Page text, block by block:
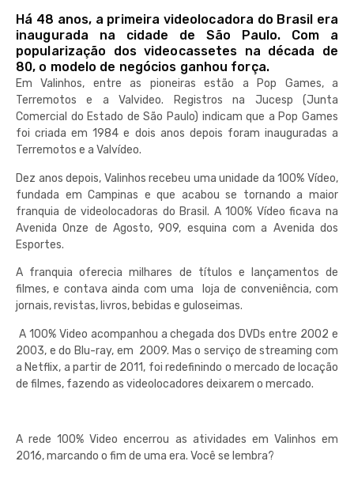
Há 48 anos, a primeira videolocadora do Brasil era
inaugurada na cidade de São Paulo. Com a
popularização dos videocassetes na década de
80, o modelo de negócios ganhou força.
Em Valinhos, entre as pioneiras estão a Pop Games, a
Terremotos e a Valvideo. Registros na Jucesp (Junta
Comercial do Estado de São Paulo) indicam que a Pop Games
foi criada em 1984 e dois anos depois foram inauguradas a
Terremotos e a Valvídeo.
Dez anos depois, Valinhos recebeu uma unidade da 100% Vídeo,
fundada em Campinas e que acabou se tornando a maior
franquia de videolocadoras do Brasil. A 100% Vídeo ficava na
Avenida Onze de Agosto, 909, esquina com a Avenida dos
Esportes.
A franquia oferecia milhares de títulos e lançamentos de
filmes, e contava ainda com uma loja de conveniência, com
jornais, revistas, livros, bebidas e guloseimas.
A 100% Video acompanhou a chegada dos DVDs entre 2002 e
2003, e do Blu-ray, em 2009. Mas o serviço de streaming com
a Netflix, a partir de 2011, foi redefinindo o mercado de locação
de filmes, fazendo as videolocadores deixarem o mercado.
A rede 100% Video encerrou as atividades em Valinhos em
2016, marcando o fim de uma era. Você se lembra?